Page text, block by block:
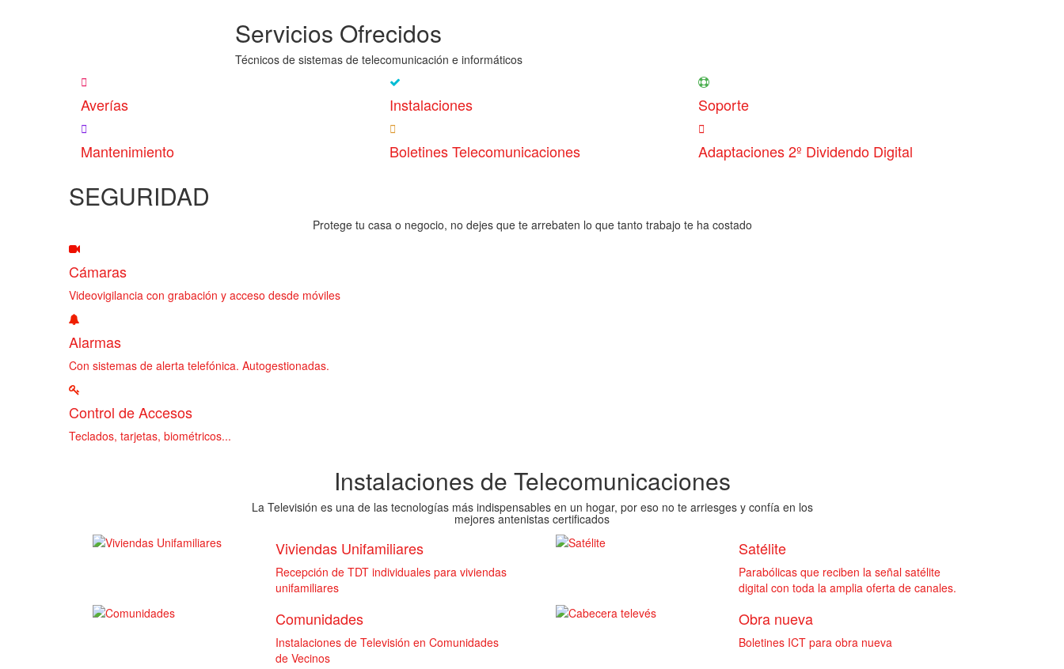
Servicios Ofrecidos
Técnicos de sistemas de telecomunicación e informáticos
Averías Instalaciones Soporte
Mantenimiento Boletines Telecomunicaciones Adaptaciones 2º Dividendo Digital
SEGURIDAD
Protege tu casa o negocio, no dejes que te arrebaten lo que tanto trabajo te ha costado
Cámaras
Videovigilancia con grabación y acceso desde móviles
Alarmas
Con sistemas de alerta telefónica. Autogestionadas.
Control de Accesos
Teclados, tarjetas, biométricos...
Instalaciones de Telecomunicaciones
La Televisión es una de las tecnologías más indispensables en un hogar, por eso no te arriesges y confía en los
mejores antenistas certificados
Viviendas Unifamiliares
Recepción de TDT individuales para viviendas
unifamiliares
Satélite
Parabólicas que reciben la señal satélite
digital con toda la amplia oferta de canales.
Comunidades
Instalaciones de Televisión en Comunidades
de Vecinos
Obra nueva
Boletines ICT para obra nueva